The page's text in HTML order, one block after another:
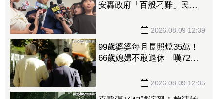
安轟政府「百般刁難」民間
2026.08.09 12:39
99歲婆婆每月長照燒35萬！
66歲媳婦不敢退休 嘆72歲
2026.08.09 12:35